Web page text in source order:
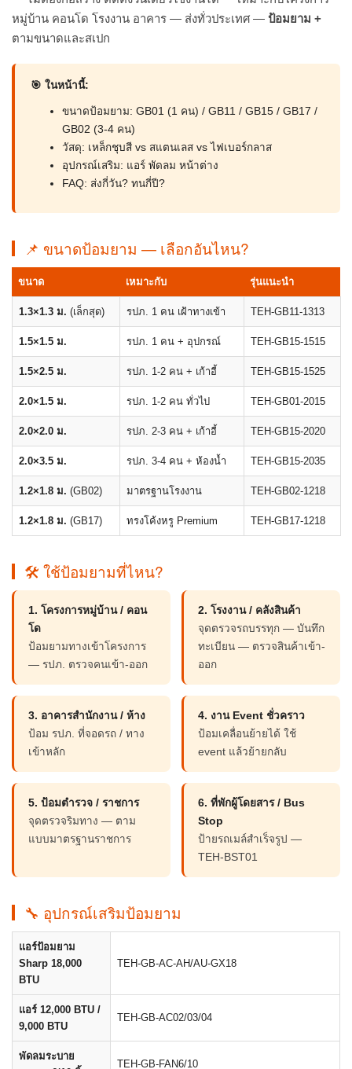
หมู่บ้าน คอนโด โรงงาน อาคาร — ส่งทั่วประเทศ — ป้อมยาม +
ตามขนาดและสเปก
🎯 ในหน้านี้:
ขนาดป้อมยาม: GB01 (1 คน) / GB11 / GB15 / GB17 /
GB02 (3-4 คน)
วัสดุ: เหล็กชุบสี vs สแตนเลส vs ไฟเบอร์กลาส
อุปกรณ์เสริม: แอร์ พัดลม หน้าต่าง
FAQ: ส่งกี่วัน? ทนกี่ปี?
📌 ขนาดป้อมยาม — เลือกอันไหน?
ขนาด เหมาะกับ รุ่นแนะนำ
1.3×1.3 ม. (เล็กสุด) รปภ. 1 คน เฝ้าทางเข้า TEH-GB11-1313
1.5×1.5 ม. รปภ. 1 คน + อุปกรณ์ TEH-GB15-1515
1.5×2.5 ม. รปภ. 1-2 คน + เก้าอี้ TEH-GB15-1525
2.0×1.5 ม. รปภ. 1-2 คน ทั่วไป TEH-GB01-2015
2.0×2.0 ม. รปภ. 2-3 คน + เก้าอี้ TEH-GB15-2020
2.0×3.5 ม. รปภ. 3-4 คน + ห้องน้ำ TEH-GB15-2035
1.2×1.8 ม. (GB02) มาตรฐานโรงงาน TEH-GB02-1218
1.2×1.8 ม. (GB17) ทรงโค้งหรู Premium TEH-GB17-1218
🛠 ใช้ป้อมยามที่ไหน?
1. โครงการหมู่บ้าน / คอน
โด
ป้อมยามทางเข้าโครงการ
— รปภ. ตรวจคนเข้า-ออก
2. โรงงาน / คลังสินค้า
จุดตรวจรถบรรทุก — บันทึก
ทะเบียน — ตรวจสินค้าเข้า-
ออก
3. อาคารสำนักงาน / ห้าง
ป้อม รปภ. ที่จอดรถ / ทาง
เข้าหลัก
4. งาน Event ชั่วคราว
ป้อมเคลื่อนย้ายได้ ใช้
event แล้วย้ายกลับ
5. ป้อมตำรวจ / ราชการ
จุดตรวจริมทาง — ตาม
แบบมาตรฐานราชการ
6. ที่พักผู้โดยสาร / Bus
Stop
ป้ายรถเมล์สำเร็จรูป —
TEH-BST01
🔧 อุปกรณ์เสริมป้อมยาม
แอร์ป้อมยาม
Sharp 18,000
BTU
TEH-GB-AC-AH/AU-GX18
แอร์ 12,000 BTU /
9,000 BTU
TEH-GB-AC02/03/04
พัดลมระบาย
TEH-GB-FAN6/10